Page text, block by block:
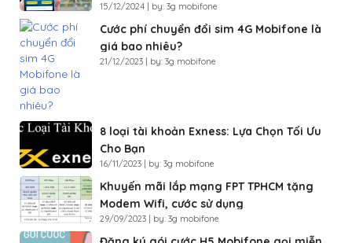
15/12/2024 | by: 3g mobifone
Cước phí chuyển đổi sim 4G Mobifone là
giá bao nhiêu?
21/12/2023 | by: 3g mobifone
8 loại tài khoản Exness: Lựa Chọn Tối Ưu
Cho Bạn
16/11/2023 | by: 3g mobifone
Khuyến mãi lắp mạng FPT TPHCM tặng
Modem Wifi, cước sử dụng
29/09/2023 | by: 3g mobifone